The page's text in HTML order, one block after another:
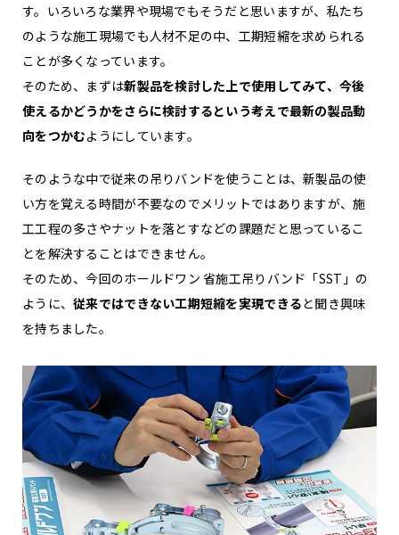
す。いろいろな業界や現場でもそうだと思いますが、私たち
のような施工現場でも人材不足の中、工期短縮を求められる
ことが多くなっています。
そのため、まずは新製品を検討した上で使用してみて、今後
使えるかどうかをさらに検討するという考えで最新の製品動
向をつかむようにしています。
そのような中で従来の吊りバンドを使うことは、新製品の使
い方を覚える時間が不要なのでメリットではありますが、施
工工程の多さやナットを落とすなどの課題だと思っているこ
とを解決することはできません。
そのため、今回のホールドワン 省施工吊りバンド「SST」の
ように、従来ではできない工期短縮を実現できると聞き興味
を持ちました。